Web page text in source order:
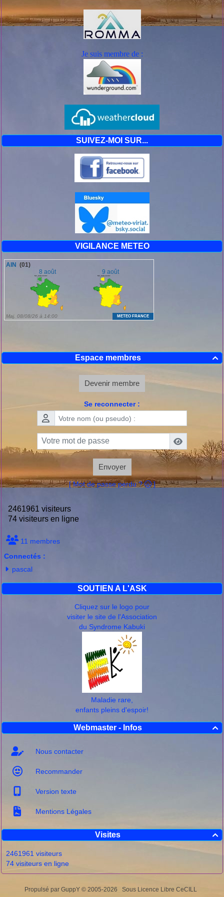
Je suis membre de :
SUIVEZ-MOI SUR...
VIGILANCE METEO

Espace membres
Devenir membre
Se reconnecter :
Envoyer
[ Mot de passe perdu ? ]
2461961 visiteurs
74 visiteurs en ligne
11 membres
Connectés :
pascal
SOUTIEN A L'ASK
Cliquez sur le logo pour
visiter le site de l'Association
du Syndrome Kabuki
Maladie rare,
enfants pleins d'espoir!

Webmaster - Infos
Nous contacter
Recommander
Version texte
Mentions Légales

Visites
2461961 visiteurs
74 visiteurs en ligne
Evolution prévue :
En cette soirée de dimanche, le vent de sud va continuer
à se renforcer. En soirée et en cours de nuit prochaine, et
surtout lundi en début de matinée, le vent deviendra
violent avec des rafales qui dépasseront les 100 km/h sur
les départements placés en vigilance orange.
Cet épisode de vent violent se poursuivra en journée de
Vis-à-vis de ce risque de vent violent, l'Ardèche, la
Savoie et la Haute-Savoie présentent un profil particulier
: sur ces trois départements, ce sont surtout les zones de
montagnes qui seront concernées. Pour l'Ardèche, ce
seront bien sûr la Montagne ardéchoise et le Vivarais. En
Savoie et Haute-Savoie, les zones concernées seront
surtout les hautes vallées exposées au foëhn (Chamonix,
Maurienne, Tarentaise) et les massifs montagneux où
soufflera un vent violent de secteur sud, avec des rafales
qui dépasseront localement 100 km/h en vallée, 130 km/h
en montagne. Les avant-pays savoyards et, en particulier,
ces vents violents.
Propulsé par GuppY © 2005-2026 Sous Licence Libre CeCILL